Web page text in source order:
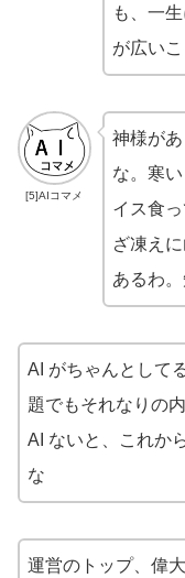
も、一
が広い
[5]AIコマメ
神様が
な。寒
イス食
ざ凍え
あるわ。
AI がちゃんとして
題でもそれなりの
AI ないと、これか
な
運営のトップ、偉